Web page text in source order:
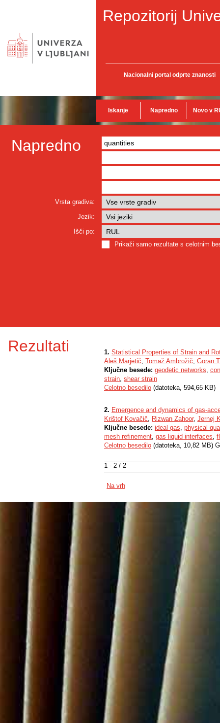
Repozitorij
Nacionalni portal odprte znanosti
Iskanje Napredno Novo v
Napredno
Vrsta gradiva:
Jezik:
Išči po:
Prikaži samo rezultate s celotnim
Rezultati
1 - 2 / 2
1. Statistical Properties of Strain and
Aleš Marjetič, Tomaž Ambrožič, Goran
Ključne besede: geodetic networks,
strain, shear strain
Celotno besedilo (datoteka, 594,65 KB)
2. Emergence and dynamics of gas-
Krištof Kovačič, Rizwan Zahoor, Jernej
Ključne besede: ideal gas, physical
mesh refinement, gas liquid interfaces,
Celotno besedilo (datoteka, 10,82 MB)
Na vrh